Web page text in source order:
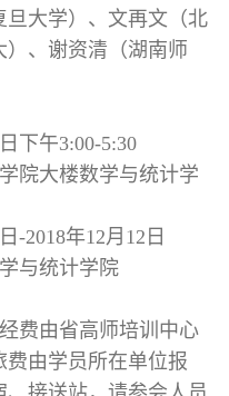
大学）、文再文（北
、谢资清（湖南师
下午3:00-5:30
院大楼数学与统计学
-2018年12月12日
与统计学院
费由省高师培训中心
费由学员所在单位报